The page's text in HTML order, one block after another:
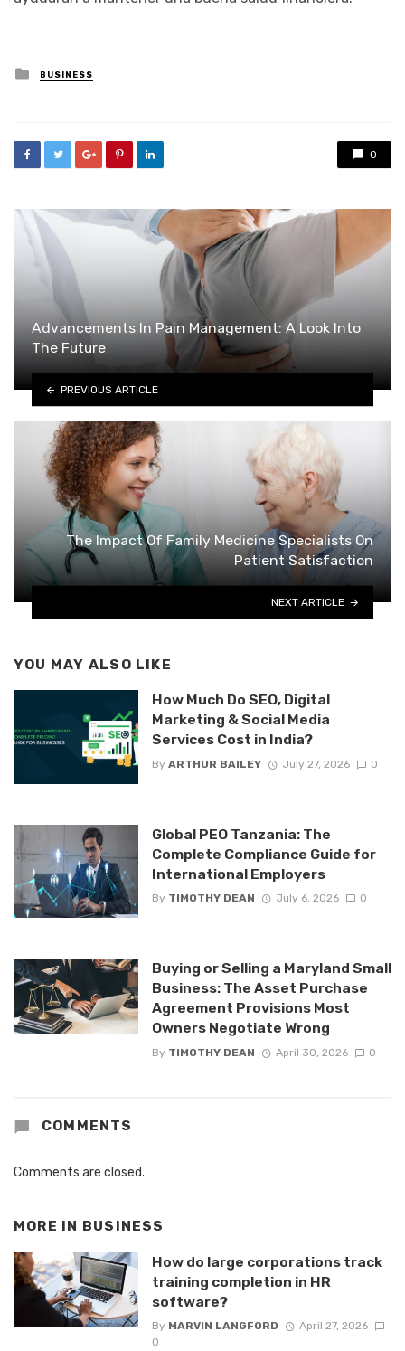
Posted
in
BUSINESS
0
Advancements In Pain Management: A Look Into
The Future
PREVIOUS ARTICLE
The Impact Of Family Medicine Specialists On
Patient Satisfaction
NEXT ARTICLE
YOU MAY ALSO LIKE
How Much Do SEO, Digital
Marketing & Social Media
Services Cost in India?
By ARTHUR BAILEY July 27, 2026 0
Global PEO Tanzania: The
Complete Compliance Guide for
International Employers
By TIMOTHY DEAN July 6, 2026 0
Buying or Selling a Maryland Small
Business: The Asset Purchase
Agreement Provisions Most
Owners Negotiate Wrong
By TIMOTHY DEAN April 30, 2026 0
COMMENTS
Comments are closed.
MORE IN BUSINESS
How do large corporations track
training completion in HR
software?
By MARVIN LANGFORD
April 27, 2026
0